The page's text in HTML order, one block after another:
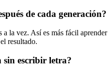
de cada generación?
a la vez. Así es más fácil aprender
resultado.
sin escribir letra?